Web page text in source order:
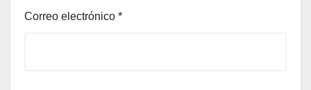
Correo electrónico *